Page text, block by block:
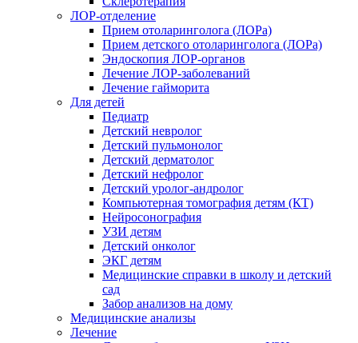
ЛОР-отделение
Прием отоларинголога (ЛОРа)
Прием детского отоларинголога (ЛОРа)
Эндоскопия ЛОР-органов
Лечение ЛОР-заболеваний
Лечение гайморита
Для детей
Педиатр
Детский невролог
Детский пульмонолог
Детский дерматолог
Детский нефролог
Детский уролог-андролог
Компьютерная томография детям (КТ)
Нейросонография
УЗИ детям
Детский онколог
ЭКГ детям
Медицинские справки в школу и детский
сад
Забор анализов на дому
Медицинские анализы
Лечение